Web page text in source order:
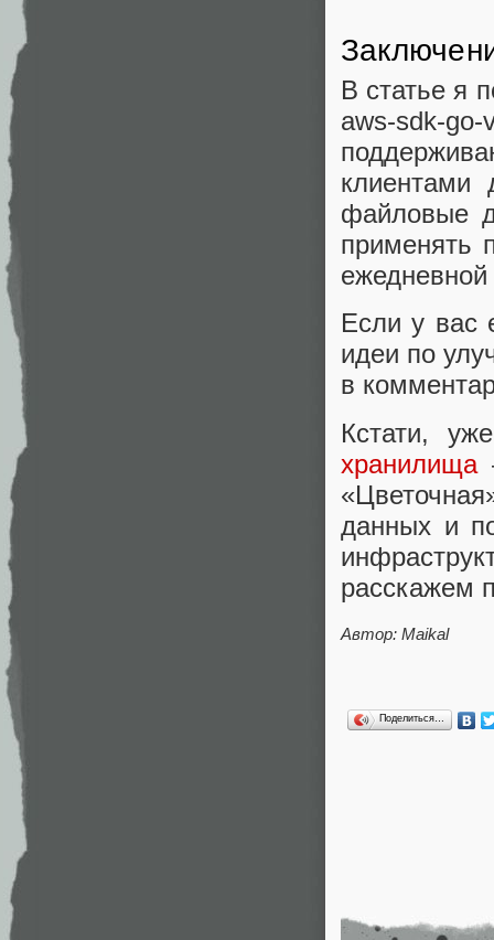
В статье я
aws-sdk-
файловые
применять
Если у вас
идеи по
в
Кстати,
хранилища
данных и
расскажем
Автор: Maikal
Поделиться…